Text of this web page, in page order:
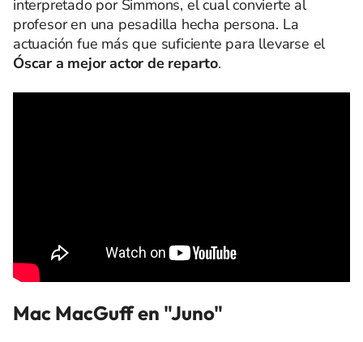
interpretado por Simmons, el cual convierte al
profesor en una pesadilla hecha persona. La
actuación fue más que suficiente para llevarse el
Óscar a mejor actor de reparto.
Mac MacGuff en "Juno"